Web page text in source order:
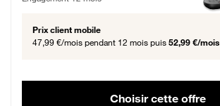
Prix client mobile
47,99 €/mois pendant 12 mois puis 52,99 €/mois
Choisir cette offre